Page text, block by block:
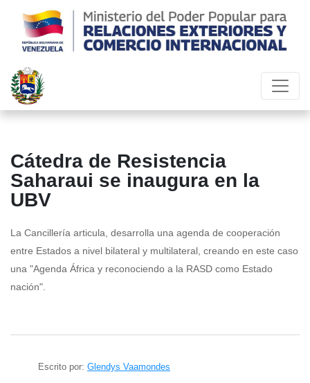
Cátedra de Resistencia
Saharaui se inaugura en la
UBV
La Cancillería articula, desarrolla una agenda de cooperación
entre Estados a nivel bilateral y multilateral, creando en este caso
una "Agenda África y reconociendo a la RASD como Estado
nación".
Escrito por: Glendys Vaamondes